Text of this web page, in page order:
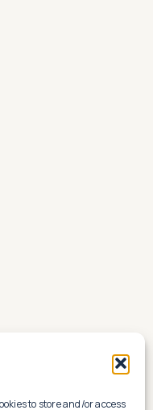
to store and/or access